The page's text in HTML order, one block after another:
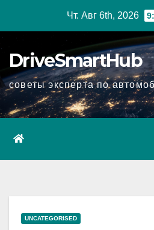
Чт. Авг 6th, 2026
DriveSmartHub
советы эксперта по
UNCATEGORISED